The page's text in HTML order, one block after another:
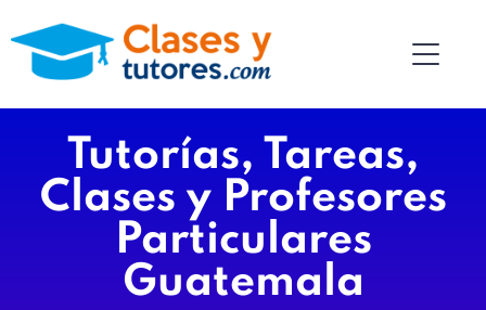
Tutorías, Tareas,
Clases y Profesores
Particulares
Guatemala